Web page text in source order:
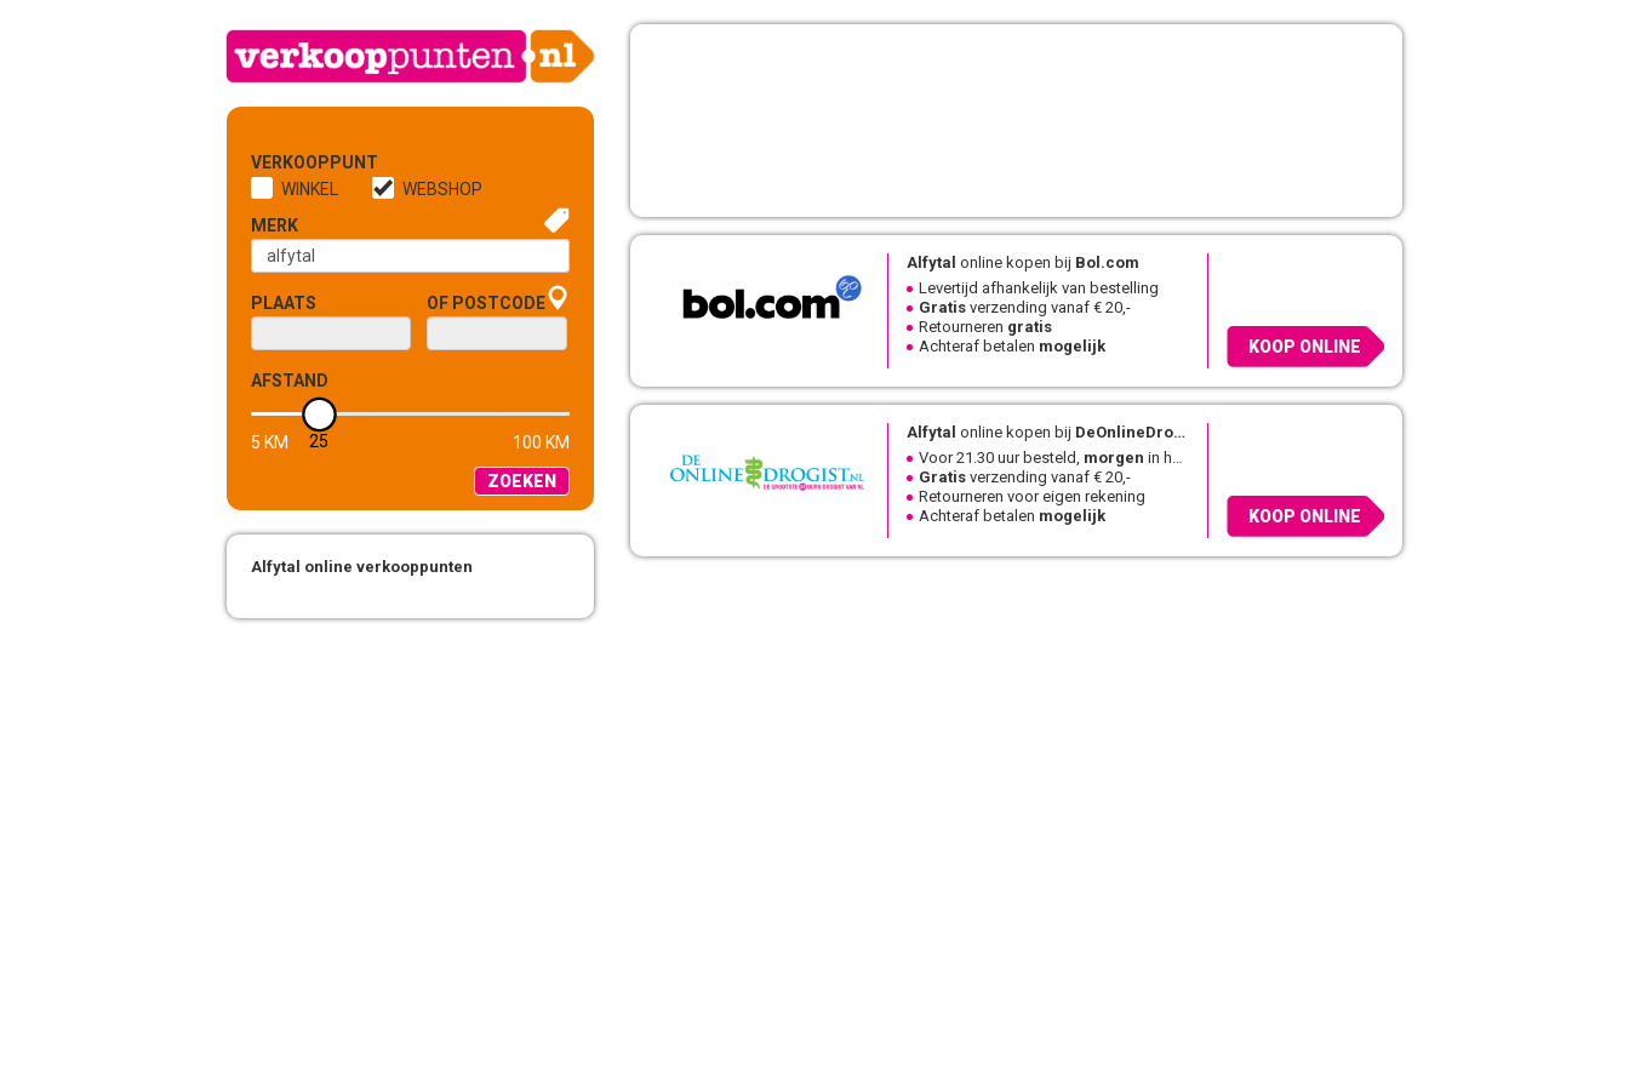
VERKOOPPUNT
WINKEL
WEBSHOP
MERK
PLAATS OF POSTCODE
AFSTAND
5 KM 25
100 KM
ZOEKEN
Alfytal online verkooppunten
Alfytal online kopen bij Bol.com
Levertijd afhankelijk van bestelling
Gratis verzending vanaf € 20,-
Retourneren gratis
Achteraf betalen mogelijk KOOP ONLINE
Alfytal online kopen bij DeOnlineDrogist.nl
Voor 21.30 uur besteld, morgen in huis
Gratisverzending vanaf € 20,-
Retourneren voor eigen rekening
Achteraf betalen mogelijk KOOP ONLINE